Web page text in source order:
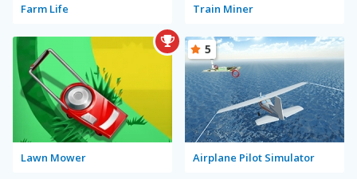
Farm Life Train Miner
Lawn Mower Airplane Pilot Simulator
5